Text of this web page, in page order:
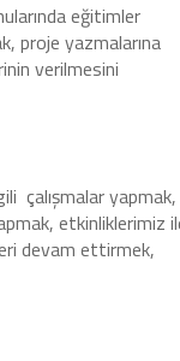
eğitimler
proje yazmalarına
verilmesini
çalışmalar yapmak,
etkinliklerimiz
devam ettirmek,